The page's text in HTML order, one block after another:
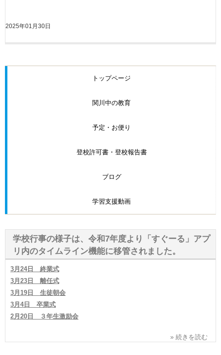
2025年01月30日
トップページ
関川中の教育
予定・お便り
登校許可書・登校報告書
ブログ
学習支援動画
学校行事の様子は、令和7年度より「すぐーる」アプ
リ内のタイムライン機能に移管されました。
3月24日 終業式
3月23日 離任式
3月19日 生徒朝会
3月4日 卒業式
2月20日 ３年生激励会
» 続きを読む